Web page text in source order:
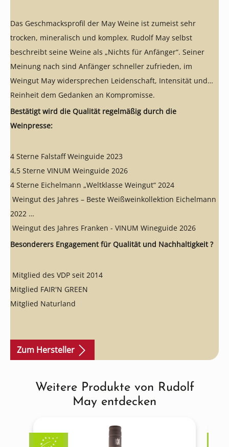
Das Geschmacksprofil der May Weine ist zumeist sehr
trocken, mineralisch und komplex. Rudolf May selbst
beschreibt seine Weine als „Nichts für Anfänger“. Seiner
Meinung nach sind Anfänger schneller zufrieden, im
Weingut May widersprechen Leidenschaft, Intensität und
Reinheit dem Gedanken an Kompromisse.
Bestätigt wird die Qualität regelmäßig durch die
Weinpresse:
4 Sterne Falstaff Weinguide 2023
4,5 Sterne VINUM Weinguide 2026
4 Sterne Eichelmann „Weltklasse Weingut“ 2024
Weingut des Jahres – Beste Weißweinkollektion Eichelmann
2022
Weingut des Jahres Franken - VINUM Wineguide 2026
Besonderers Engagement für Qualität und Nachhaltigkeit ?
Mitglied des VDP seit 2014
Mitglied FAIR'N GREEN
Mitglied Naturland
Zum Hersteller
Produktgalerie überspringen
Weitere Produkte von Rudolf
May entdecken